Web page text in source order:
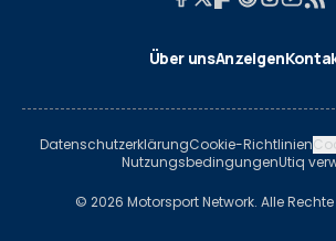
Über unsAnzeigen
DatenschutzerklärungCookie-Richtlinien
NutzungsbedingungenUtiq
© 2026 Motorsport Network. Alle